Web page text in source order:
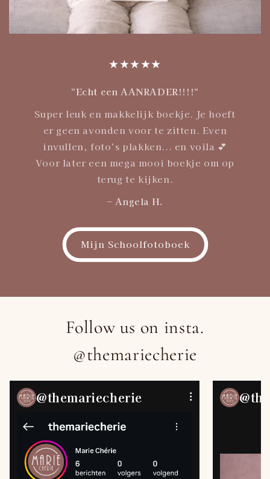
★★★★★
“Echt een AANRADER!!!!”
Super leuk en makkelijk boekje. Je hoeft
er geen avonden voor te zitten. Even
invullen, foto’s plakken... en voila 💕
Voor later een mega mooi boekje om op
terug te kijken.
– Angela H.
Mijn Schoolfotoboek
Follow us on insta.
@themariecherie
@themariecherie